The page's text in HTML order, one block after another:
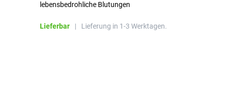
lebensbedrohliche Blutungen
Lieferbar | Lieferung in 1-3 Werktagen.